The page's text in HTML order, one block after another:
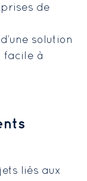
de
solution
facile à
liés aux